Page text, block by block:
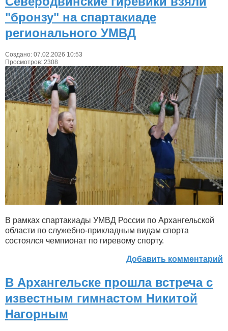
"бронзу" на спартакиаде
регионального УМВД
Создано: 07.02.2026 10:53
Просмотров: 2308
В рамках спартакиады УМВД России по Архангельской
области по служебно-прикладным видам спорта
состоялся чемпионат по гиревому спорту.
Добавить комментарий
В Архангельске прошла встреча с
известным гимнастом Никитой
Нагорным